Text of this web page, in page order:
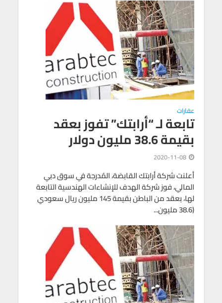
عقارات
تابعة لـ “أرابتك” تفوز بعقد
بقيمة 38.6 مليون دولار
2020-11-08
أعلنت شركة أرابتك القابضة، المُدرجة في سوق دبي
المالي، فوز شركة الهدف للإنشاءات الهندسية التابعة
لها، بعقد من الباطن بقيمة 145 مليون ريال سعودي
(38.6 مليون...